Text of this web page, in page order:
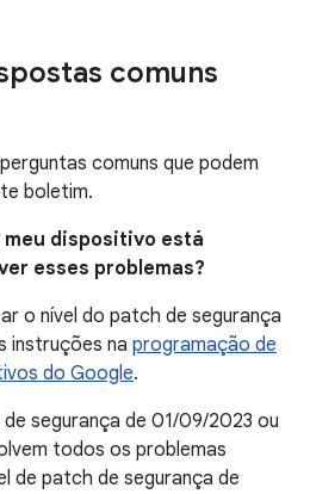
comuns
comuns que podem
boletim.
meu dispositivo está
esses problemas?
o nível do patch de segurança
instruções na programação de
do Google.
segurança de 01/09/2023 ou
todos os problemas
de patch de segurança de